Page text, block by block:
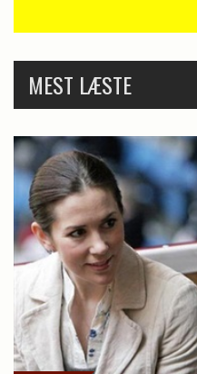
MEST LÆSTE